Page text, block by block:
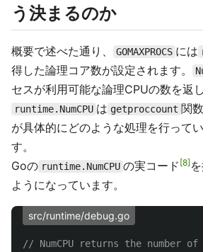
う決まるのか
概要で述べた通り、 GOMAXPROCS には
得した論理コア数が設定されます。
セスが利用可能な論理CPUの数を返
runtime.NumCPU は getproccount 関
が具体的にどのような処理を行って
す。
Goの runtime.NumCPU の実コード 8
ようになっています。
src/runtime/debug.go
// NumCPU returns the number